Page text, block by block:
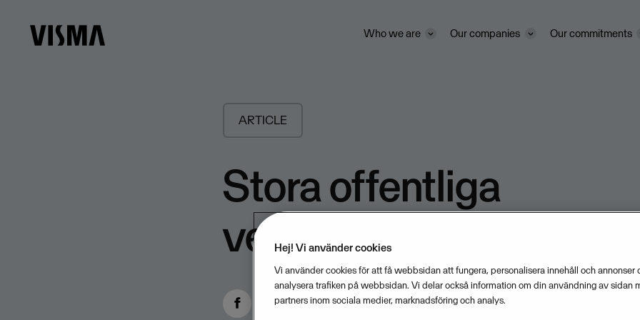
Who we are Our companies Our commitments
ARTICLE
Stora offentliga
verksamheter väljer
SEPTEMBER 17, 20071MIN READ
Hej! Vi använder cookies
Vi använder cookies för att få webbsidan att fungera, personalisera innehåll och annonser
analysera trafiken på webbsidan. Vi delar också information om din användning av sidan
partners inom sociala medier, marknadsföring och analys.